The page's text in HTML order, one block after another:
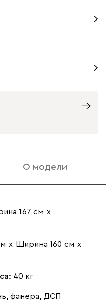
О модели
167 см х
х Ширина 160 см х
40 кг
фанера, ДСП